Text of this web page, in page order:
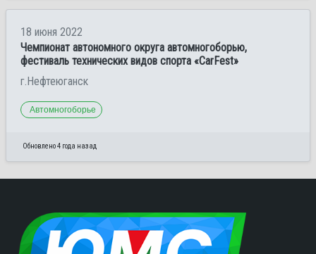
18 июня 2022
Чемпионат автономного округа автомногоборью,
фестиваль технических видов спорта «CarFest»
г.Нефтеюганск
Автомногоборье
Обновлено 4 года назад